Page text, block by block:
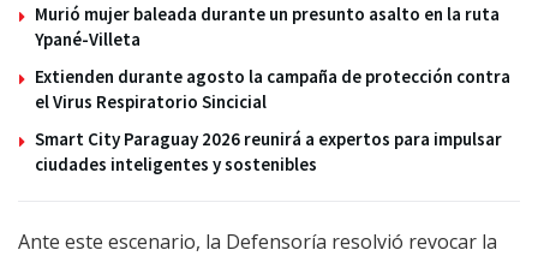
Murió mujer baleada durante un presunto asalto en la ruta
Ypané-Villeta
Extienden durante agosto la campaña de protección contra
el Virus Respiratorio Sincicial
Smart City Paraguay 2026 reunirá a expertos para impulsar
ciudades inteligentes y sostenibles
Ante este escenario, la Defensoría resolvió revocar la